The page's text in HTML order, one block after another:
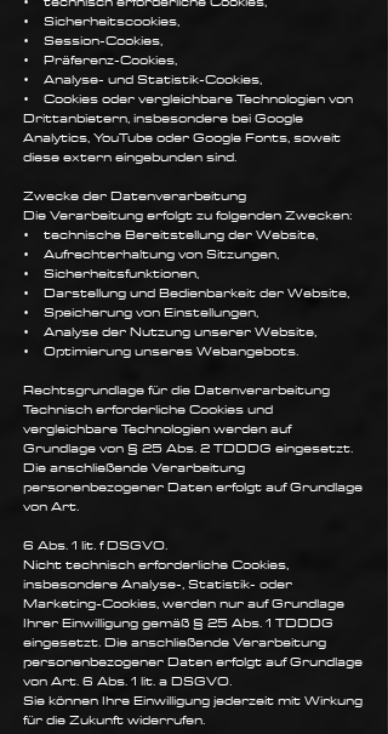
• Sicherheitscookies,
• Session-Cookies,
• Präferenz-Cookies,
• Analyse- und Statistik-Cookies,
• Cookies oder vergleichbare Technologien von
Drittanbietern, insbesondere bei Google
Analytics, YouTube oder Google Fonts, soweit
diese extern eingebunden sind.
Zwecke der Datenverarbeitung
Die Verarbeitung erfolgt zu folgenden Zwecken:
• technische Bereitstellung der Website,
• Aufrechterhaltung von Sitzungen,
• Sicherheitsfunktionen,
• Darstellung und Bedienbarkeit der Website,
• Speicherung von Einstellungen,
• Analyse der Nutzung unserer Website,
• Optimierung unseres Webangebots.
Rechtsgrundlage für die Datenverarbeitung
Technisch erforderliche Cookies und
vergleichbare Technologien werden auf
Grundlage von § 25 Abs. 2 TDDDG eingesetzt.
Die anschließende Verarbeitung
personenbezogener Daten erfolgt auf Grundlage
von Art.
6 Abs. 1 lit. f DSGVO.
Nicht technisch erforderliche Cookies,
insbesondere Analyse-, Statistik- oder
Marketing-Cookies, werden nur auf Grundlage
Ihrer Einwilligung gemäß § 25 Abs. 1 TDDDG
eingesetzt. Die anschließende Verarbeitung
personenbezogener Daten erfolgt auf Grundlage
von Art. 6 Abs. 1 lit. a DSGVO.
Sie können Ihre Einwilligung jederzeit mit Wirkung
für die Zukunft widerrufen.